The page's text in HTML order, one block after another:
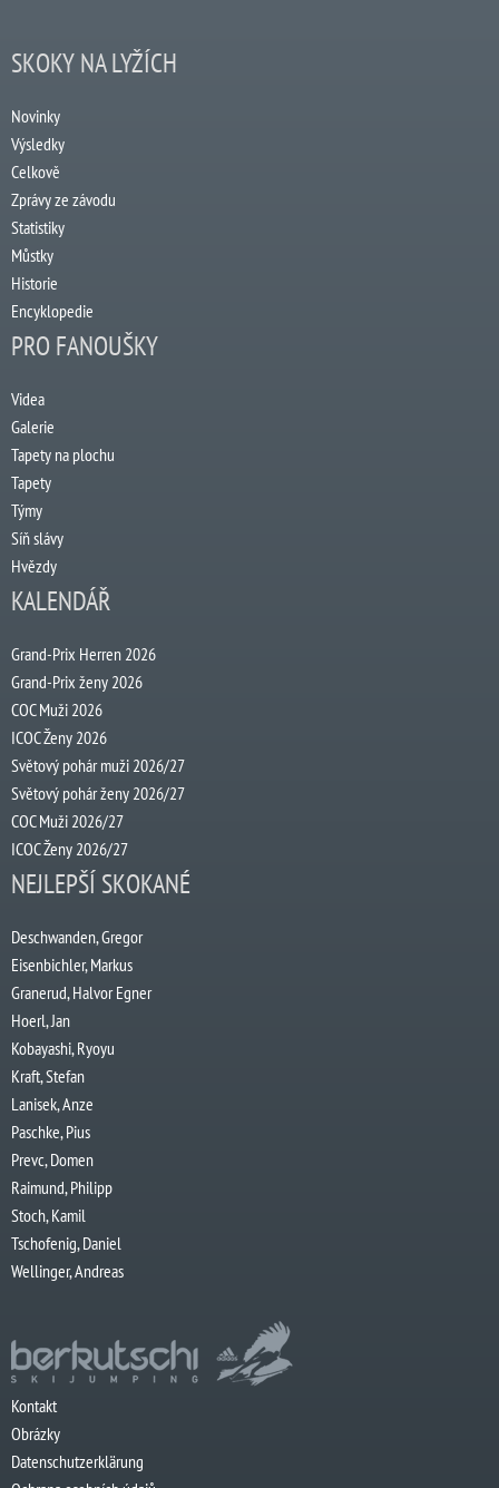
SKOKY NA LYŽÍCH
Novinky
Výsledky
Celkově
Zprávy ze závodu
Statistiky
Můstky
Historie
Encyklopedie
PRO FANOUŠKY
Videa
Galerie
Tapety na plochu
Tapety
Týmy
Síň slávy
Hvězdy
KALENDÁŘ
Grand-Prix Herren 2026
Grand-Prix ženy 2026
COC Muži 2026
ICOC Ženy 2026
Světový pohár muži 2026/27
Světový pohár ženy 2026/27
COC Muži 2026/27
ICOC Ženy 2026/27
NEJLEPŠÍ SKOKANÉ
Deschwanden, Gregor
Eisenbichler, Markus
Granerud, Halvor Egner
Hoerl, Jan
Kobayashi, Ryoyu
Kraft, Stefan
Lanisek, Anze
Paschke, Pius
Prevc, Domen
Raimund, Philipp
Stoch, Kamil
Tschofenig, Daniel
Wellinger, Andreas
Kontakt
Obrázky
Datenschutzerklärung